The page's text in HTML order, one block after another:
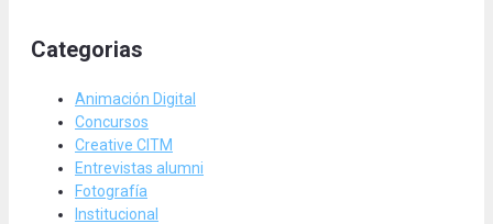
Categorias
Animación Digital
Concursos
Creative CITM
Entrevistas alumni
Fotografía
Institucional